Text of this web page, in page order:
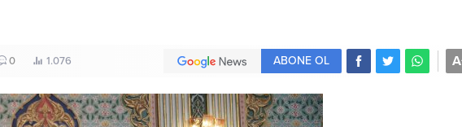
0 1.076 A
ABONE OL